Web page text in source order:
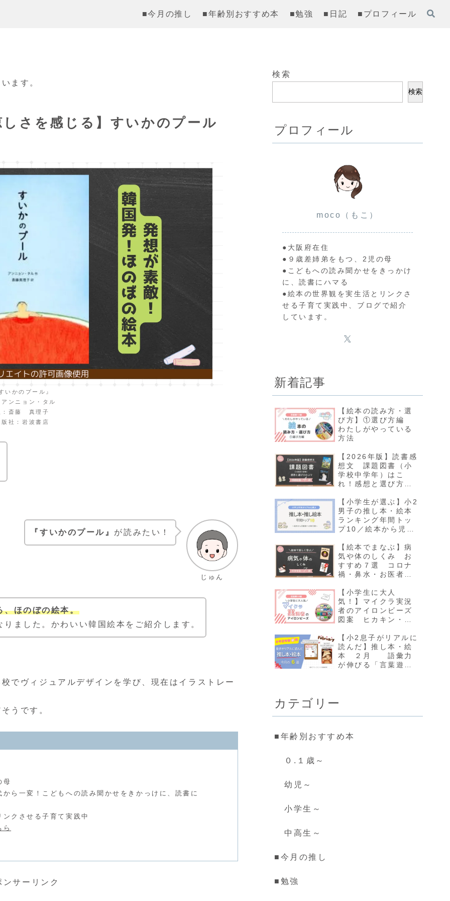
■今月の推し ■年齢別おすすめ本 ■勉強 ■日記 ■プロフィール
ます。
さを感じる】すいかのプール
いかのプール』
アンニョン・タル
：斎藤 真理子
版社：岩波書店
じゅん
『すいかのプール』 が読みたい！
、ほのぼの絵本。
ました。かわいい韓国絵本をご紹介します。
でヴィジュアルデザインを学び、現在はイラストレー
うです。
母
ら一変！こどもへの読み聞かせをきかっけに、読書に
クさせる子育て実践中
ら
ンサーリンク
検索
検索
プロフィール
moco（もこ）
●大阪府在住
●９歳差姉弟をもつ、2児の母
●こどもへの読み聞かせをきっかけ
に、読書にハマる
●絵本の世界観を実生活とリンクさ
せる子育て実践中、ブログで紹介
しています。
新着記事
【絵本の読み方・選
び方】①選び方編
わたしがやっている
方法
【2026年版】読書感
想文 課題図書（小
学校中学年）はこ
れ！感想と選び方の
【小学生が選ぶ】小2
男子の推し本・絵本
ランキング年間トッ
プ10／絵本から児童
【絵本でまなぶ】病
気や体のしくみ お
すすめ７選 コロナ
禍・鼻水・お医者さ
て考える
【小学生に大人
気！】マイクラ実況
者のアイロンビーズ
図案 ヒカキン・ま
ちろぴの・ぽっぴん
ず
【小2息子がリアルに
読んだ】推し本・絵
本 ２月 語彙力
が伸びる「言葉遊
カテゴリー
■年齢別おすすめ本
０.１歳～
幼児～
小学生～
中高生～
■今月の推し
■勉強